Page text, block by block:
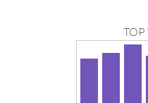
TOP